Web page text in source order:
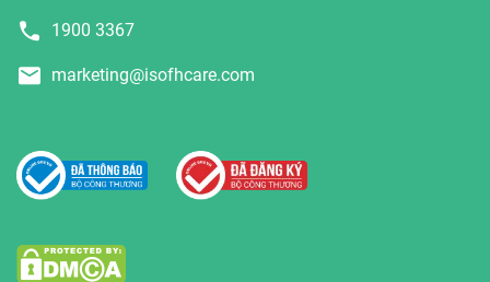
1900 3367
marketing@isofhcare.com